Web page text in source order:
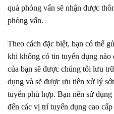
quả phỏng vấn sẽ nhận được
phỏng vấn.
Theo cách đặc biệt, bạn có thể
khi không có tin tuyển dụng
của bạn sẽ được chúng tôi lưu
dụng và sẽ được ưu tiên xử lý
tuyển phù hợp. Bạn nên sử
đến các vị trí tuyển dụng cao